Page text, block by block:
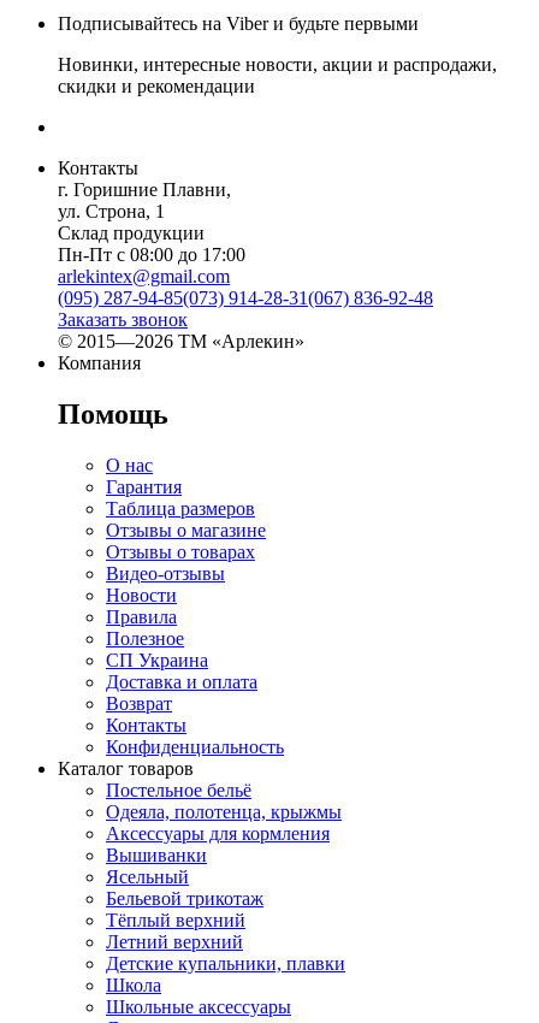
Подписывайтесь на Viber и будьте первыми
Новинки, интересные новости, акции и распродажи,
скидки и рекомендации
Контакты
г. Горишние Плавни,
ул. Строна, 1
Склад продукции
Пн-Пт с 08:00 до 17:00
arlekintex@gmail.com
(095) 287-94-85(073) 914-28-31(067) 836-92-48
Заказать звонок
© 2015—2026 ТМ «Арлекин»
Компания
Помощь
О нас
Гарантия
Таблица размеров
Отзывы о магазине
Отзывы о товарах
Видео-отзывы
Новости
Правила
Полезное
СП Украина
Доставка и оплата
Возврат
Контакты
Конфиденциальность
Каталог товаров
Постельное бельё
Одеяла, полотенца, крыжмы
Аксессуары для кормления
Вышиванки
Ясельный
Бельевой трикотаж
Тёплый верхний
Летний верхний
Детские купальники, плавки
Школа
Школьные аксессуары